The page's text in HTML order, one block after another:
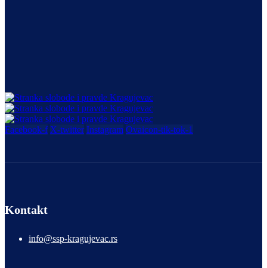
Facebook-f X-twitter Instagram Ovaicon-tik-tok-1
Kontakt
info@ssp-kragujevac.rs